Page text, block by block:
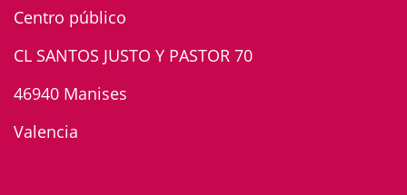
Centro público
CL SANTOS JUSTO Y PASTOR 70
46940 Manises
Valencia